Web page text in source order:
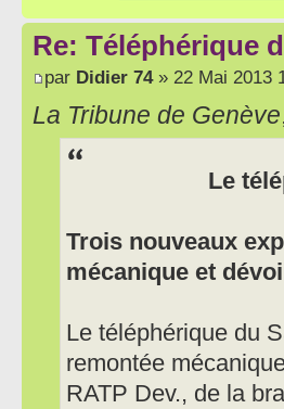
Re: Téléphérique
par Didier 74» 22 Mai 2013
La Tribune de Genève
Le
Trois nouveaux
mécanique et
Le téléphérique du
remontée
RATP Dev., de la